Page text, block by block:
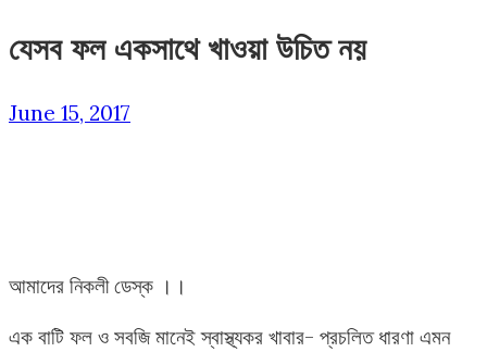
যেসব ফল একসাথে খাওয়া উচিত নয়
June 15, 2017
আমাদের নিকলী ডেস্ক ।।
এক বাটি ফল ও সবজি মানেই স্বাস্থ্যকর খাবার- প্রচলিত ধারণা এমন